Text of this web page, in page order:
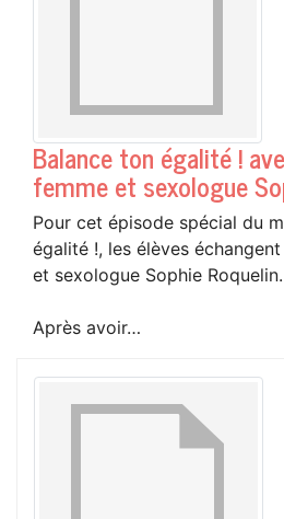
Balance ton égalité !
femme et sexologue
Pour cet épisode spécial du
égalité !, les élèves
et sexologue Sophie Roquelin.
Après avoir…